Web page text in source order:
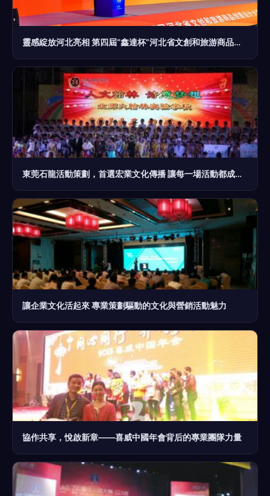
靈感綻放河北亮相 第四屆“鑫達杯”河北省文創和旅游商品創意設計大賽圓滿收官
東莞石龍活動策劃，首選宏業文化傳播 讓每一場活動都成為城市記憶
讓企業文化活起來 專業策劃驅動的文化與營銷活動魅力
協作共享，悅啟新章——喜威中國年會背后的專業團隊力量